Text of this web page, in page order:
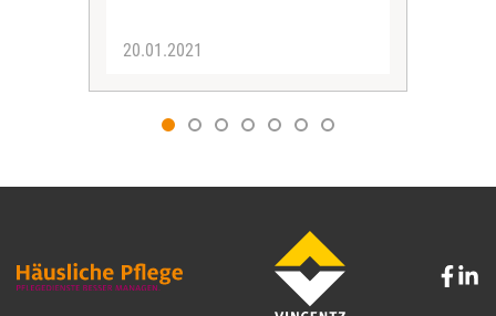
20.01.2021